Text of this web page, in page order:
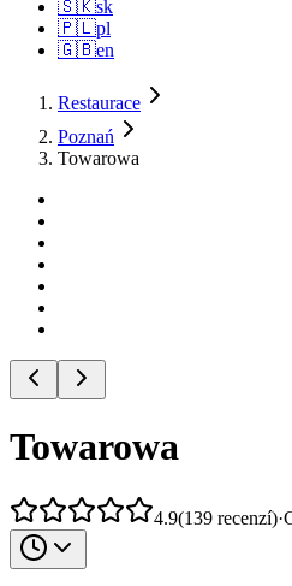
🇸🇰sk
🇵🇱pl
🇬🇧en
Restaurace
Poznań
Towarowa
Towarowa
4.9(139 recenzí)·